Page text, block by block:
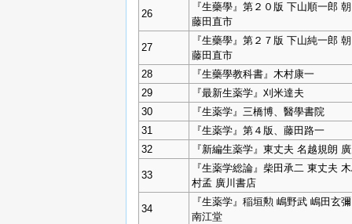
26
『生藥學』第２０版 下山順一郎
藤田直市
27
『生藥學』第２７版 下山純一郎
藤田直市
28
『生藥學教科書』木村康一
29
『最新生薬学』刈米達夫
30
『生薬学』三橋博、醫學書院
31
『生薬学』第４版、藤田路一
32
『新編生薬学』東丈夫 名越規朗
33
『生薬学総論』柴田承二 東丈夫
村孟 廣川書店
34
『生薬学』稲垣勲 嶋野武 嶋田玄
南江堂